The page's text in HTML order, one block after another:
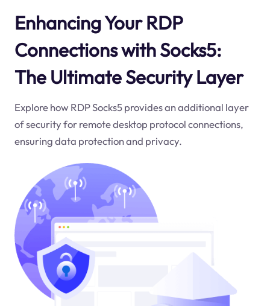
Enhancing Your RDP
Connections with Socks5:
The Ultimate Security Layer
Explore how RDP Socks5 provides an additional layer
of security for remote desktop protocol connections,
ensuring data protection and privacy.